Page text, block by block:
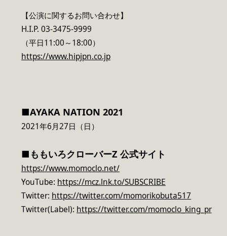
【公演に関するお問い合わせ】
H.I.P. 03-3475-9999
（平日11:00～18:00）
https://www.hipjpn.co.jp
■AYAKA NATION 2021
2021年6月27日（日）
■ももいろクローバーZ 公式サイト
https://www.momoclo.net/
YouTube: https://mcz.lnk.to/SUBSCRIBE
Twitter: https://twitter.com/momorikobuta517
Twitter(Label): https://twitter.com/momoclo_king_pr